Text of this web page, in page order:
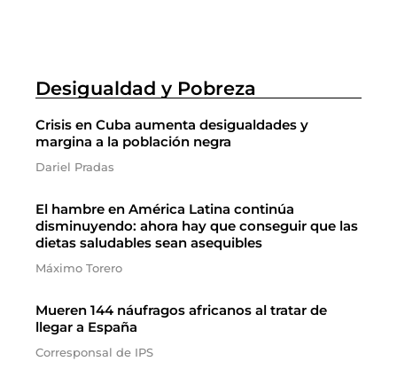
Desigualdad y Pobreza
Crisis en Cuba aumenta desigualdades y
margina a la población negra
Dariel Pradas
El hambre en América Latina continúa
disminuyendo: ahora hay que conseguir que las
dietas saludables sean asequibles
Máximo Torero
Mueren 144 náufragos africanos al tratar de
llegar a España
Corresponsal de IPS